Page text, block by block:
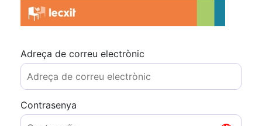
Adreça de correu electrònic
Contrasenya